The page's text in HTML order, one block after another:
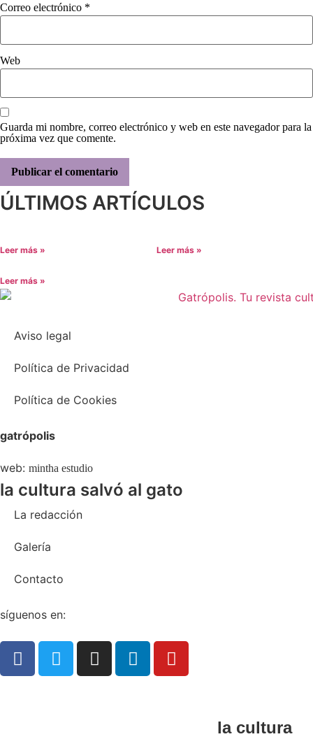
Correo electrónico *
Web
Guarda mi nombre, correo electrónico y web en este navegador para la
próxima vez que comente.
ÚLTIMOS ARTÍCULOS
Leer más » Leer más »
Leer más »
Aviso legal
Política de Privacidad
Política de Cookies
gatrópolis
web: mintha estudio
la cultura salvó al gato
La redacción
Galería
Contacto
síguenos en:
la cultura